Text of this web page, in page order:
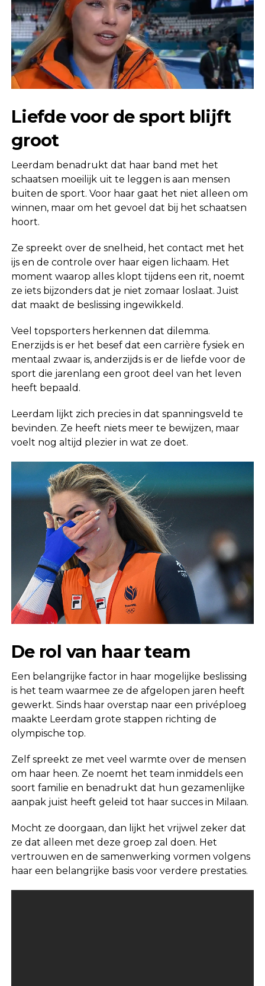
Liefde voor de sport blijft
groot
Leerdam benadrukt dat haar band met het
schaatsen moeilijk uit te leggen is aan mensen
buiten de sport. Voor haar gaat het niet alleen om
winnen, maar om het gevoel dat bij het schaatsen
hoort.
Ze spreekt over de snelheid, het contact met het
ijs en de controle over haar eigen lichaam. Het
moment waarop alles klopt tijdens een rit, noemt
ze iets bijzonders dat je niet zomaar loslaat. Juist
dat maakt de beslissing ingewikkeld.
Veel topsporters herkennen dat dilemma.
Enerzijds is er het besef dat een carrière fysiek en
mentaal zwaar is, anderzijds is er de liefde voor de
sport die jarenlang een groot deel van het leven
heeft bepaald.
Leerdam lijkt zich precies in dat spanningsveld te
bevinden. Ze heeft niets meer te bewijzen, maar
voelt nog altijd plezier in wat ze doet.
De rol van haar team
Een belangrijke factor in haar mogelijke beslissing
is het team waarmee ze de afgelopen jaren heeft
gewerkt. Sinds haar overstap naar een privéploeg
maakte Leerdam grote stappen richting de
olympische top.
Zelf spreekt ze met veel warmte over de mensen
om haar heen. Ze noemt het team inmiddels een
soort familie en benadrukt dat hun gezamenlijke
aanpak juist heeft geleid tot haar succes in Milaan.
Mocht ze doorgaan, dan lijkt het vrijwel zeker dat
ze dat alleen met deze groep zal doen. Het
vertrouwen en de samenwerking vormen volgens
haar een belangrijke basis voor verdere prestaties.